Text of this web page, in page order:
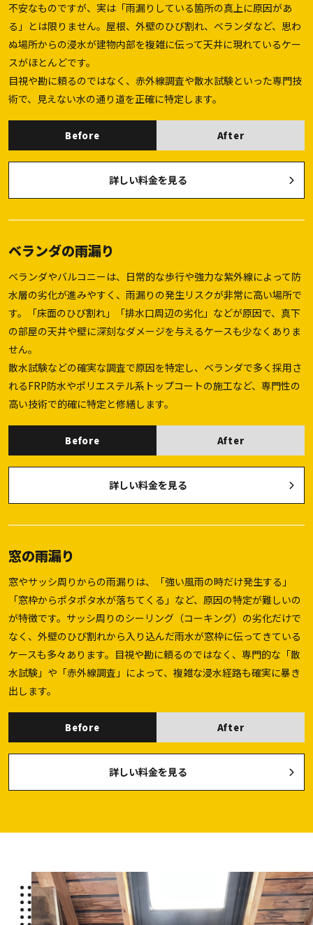
不安なものですが、実は「雨漏りしている箇所の真上に原因があ
る」とは限りません。屋根、外壁のひび割れ、ベランダなど、思わ
ぬ場所からの浸水が建物内部を複雑に伝って天井に現れているケー
スがほとんどです。
目視や勘に頼るのではなく、赤外線調査や散水試験といった専門技
術で、見えない水の通り道を正確に特定します。
Before After
詳しい料金を見る
ベランダの雨漏り
ベランダやバルコニーは、日常的な歩行や強力な紫外線によって防
水層の劣化が進みやすく、雨漏りの発生リスクが非常に高い場所で
す。「床面のひび割れ」「排水口周辺の劣化」などが原因で、真下
の部屋の天井や壁に深刻なダメージを与えるケースも少なくありま
せん。
散水試験などの確実な調査で原因を特定し、ベランダで多く採用さ
れるFRP防水やポリエステル系トップコートの施工など、専門性の
高い技術で的確に特定と修繕します。
Before After
詳しい料金を見る
窓の雨漏り
窓やサッシ周りからの雨漏りは、「強い風雨の時だけ発生する」
「窓枠からポタポタ水が落ちてくる」など、原因の特定が難しいの
が特徴です。サッシ周りのシーリング（コーキング）の劣化だけで
なく、外壁のひび割れから入り込んだ雨水が窓枠に伝ってきている
ケースも多々あります。目視や勘に頼るのではなく、専門的な「散
水試験」や「赤外線調査」によって、複雑な浸水経路も確実に暴き
出します。
Before After
詳しい料金を見る